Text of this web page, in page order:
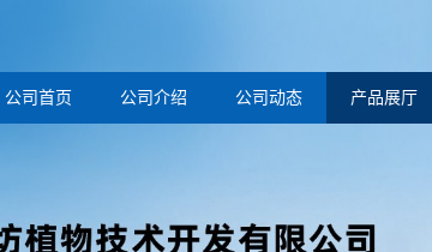
公司首页 公司介绍 公司动态 产品展厅